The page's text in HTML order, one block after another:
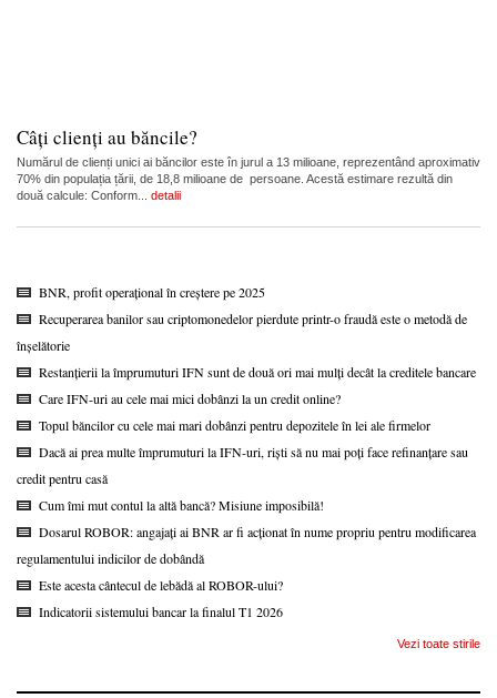
Câți clienți au băncile?
Numărul de clienți unici ai băncilor este în jurul a 13 milioane, reprezentând aproximativ
70% din populația țării, de 18,8 milioane de persoane. Acestă estimare rezultă din
două calcule: Conform... detalii
BNR, profit operațional în creștere pe 2025
Recuperarea banilor sau criptomonedelor pierdute printr-o fraudă este o metodă de
înșelătorie
Restanțierii la împrumuturi IFN sunt de două ori mai mulți decât la creditele bancare
Care IFN-uri au cele mai mici dobânzi la un credit online?
Topul băncilor cu cele mai mari dobânzi pentru depozitele în lei ale firmelor
Dacă ai prea multe împrumuturi la IFN-uri, riști să nu mai poți face refinanțare sau
credit pentru casă
Cum îmi mut contul la altă bancă? Misiune imposibilă!
Dosarul ROBOR: angajați ai BNR ar fi acționat în nume propriu pentru modificarea
regulamentului indicilor de dobândă
Este acesta cântecul de lebădă al ROBOR-ului?
Indicatorii sistemului bancar la finalul T1 2026
Vezi toate stirile